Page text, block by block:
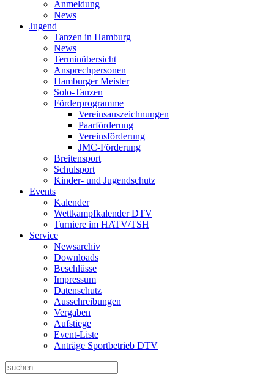
Anmeldung
News
Jugend
Tanzen in Hamburg
News
Terminübersicht
Ansprechpersonen
Hamburger Meister
Solo-Tanzen
Förderprogramme
Vereinsauszeichnungen
Paarförderung
Vereinsförderung
JMC-Förderung
Breitensport
Schulsport
Kinder- und Jugendschutz
Events
Kalender
Wettkampfkalender DTV
Turniere im HATV/TSH
Service
Newsarchiv
Downloads
Beschlüsse
Impressum
Datenschutz
Ausschreibungen
Vergaben
Aufstiege
Event-Liste
Anträge Sportbetrieb DTV